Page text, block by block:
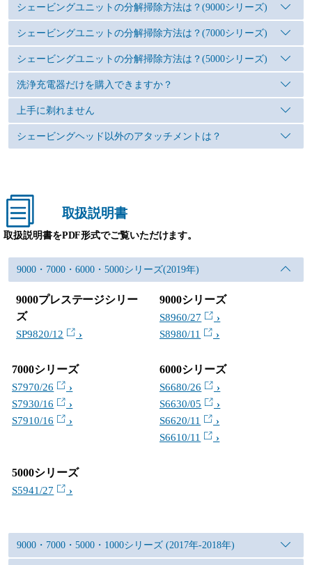
シェービングユニットの分解掃除方法は？(9000シリーズ)
シェービングユニットの分解掃除方法は？(7000シリーズ)
シェービングユニットの分解掃除方法は？(5000シリーズ)
洗浄充電器だけを購入できますか？
上手に剃れません
シェービングヘッド以外のアタッチメントは？
取扱説明書
取扱説明書をPDF形式でご覧いただけます。
9000・7000・6000・5000シリーズ(2019年)
9000プレステージシリー
ズ
SP9820/12
9000シリーズ
S8960/27
S8980/11
7000シリーズ
S7970/26
S7930/16
S7910/16
6000シリーズ
S6680/26
S6630/05
S6620/11
S6610/11
5000シリーズ
S5941/27
9000・7000・5000・1000シリーズ (2017年-2018年)